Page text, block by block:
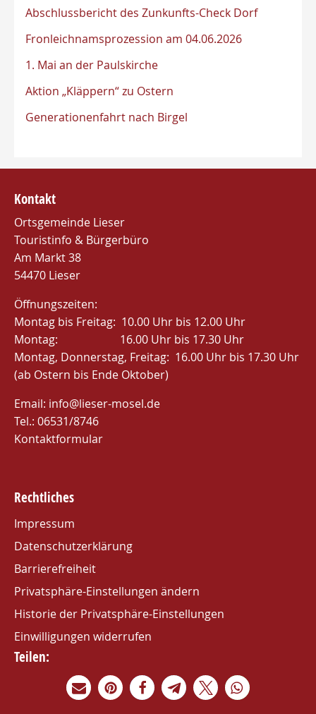
Abschlussbericht des Zunkunfts-Check Dorf
Fronleichnamsprozession am 04.06.2026
1. Mai an der Paulskirche
Aktion „Kläppern“ zu Ostern
Generationenfahrt nach Birgel
Kontakt
Ortsgemeinde Lieser
Touristinfo & Bürgerbüro
Am Markt 38
54470 Lieser
Öffnungszeiten:
Montag bis Freitag: 10.00 Uhr bis 12.00 Uhr
Montag: 16.00 Uhr bis 17.30 Uhr
Montag, Donnerstag, Freitag: 16.00 Uhr bis 17.30 Uhr
(ab Ostern bis Ende Oktober)
Email: info@lieser-mosel.de
Tel.: 06531/8746
Kontaktformular
Rechtliches
Impressum
Datenschutzerklärung
Barrierefreiheit
Privatsphäre-Einstellungen ändern
Historie der Privatsphäre-Einstellungen
Einwilligungen widerrufen
Teilen: